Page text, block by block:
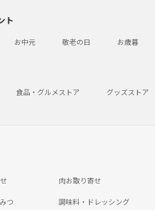
ト
お中元 敬老の日 お歳暮
食品・グルメストア グッズストア
肉お取り寄せ
つ 調味料・ドレッシング